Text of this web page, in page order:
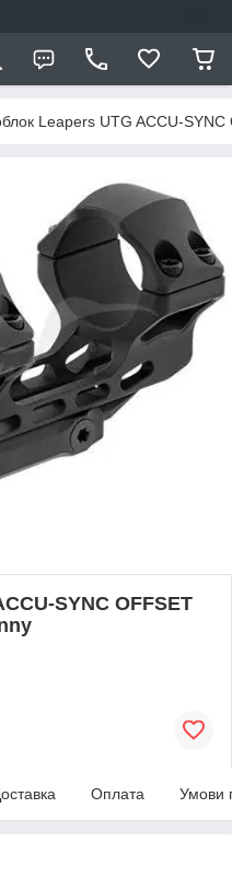
Leapers UTG ACCU-
SYNC OFFSET
Оплата Умови